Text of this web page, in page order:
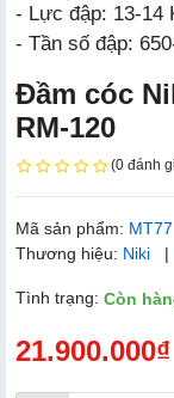
- Lực đập: 13-14
- Tần số đập:
Đầm cóc
RM-120
(0 đánh
Mã sản phẩm: MT77
Thương hiệu: Niki |
Tình trạng: Còn
21.900.000₫